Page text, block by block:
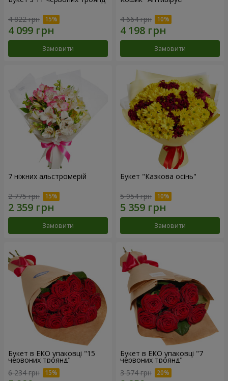
4 822 грн
Замовити
4 664 грн
Замовити
7 ніжних альстромерій
2 775 грн
Замовити
Букет "Казкова осінь"
5 954 грн
Замовити
Букет в ЕКО упаковці "15
червоних троянд"
6 234 грн
Букет в ЕКО упаковці "7
червоних троянд"
3 574 грн